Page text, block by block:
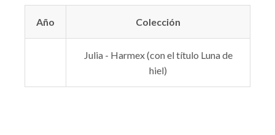
Año Colección
Julia - Harmex (con el título Luna de
hiel)